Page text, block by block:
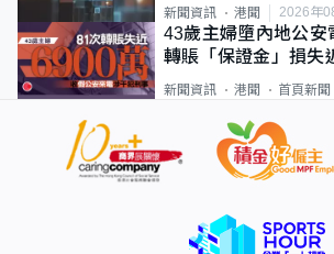
新聞資訊 港聞 2026年
43歲主婦墮內地公
轉賬「保證金」損失
新聞資訊 港聞 首頁新聞